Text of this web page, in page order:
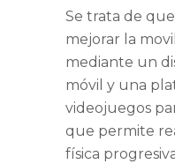
Se trata de
mejorar la
mediante un
móvil y una
videojuegos
que permite
física